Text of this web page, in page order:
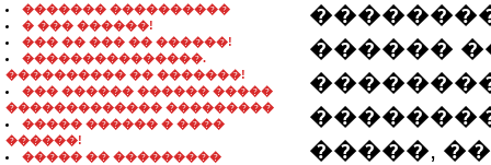
������� ����������
� ��� ������!
��� �� ��� �� ������!
���������������.
���������� �� �������!
��� ������ ������ �����
������������� ���������
����� ������ � ����
������!
����� �� ���������
������
�����,